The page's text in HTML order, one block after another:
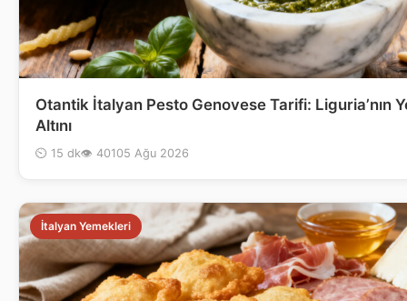
Otantik İtalyan Pesto Genovese Tarifi: Liguria’nın
Altını
⏲ 15 dk👁 40105 Ağu 2026
İtalyan Yemekleri